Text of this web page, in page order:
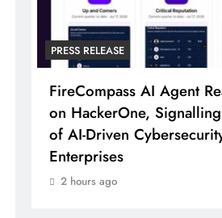
PRESS RELEASE
FireCompass AI Agent
on HackerOne,
of AI-Driven
Enterprises
2 hours ago